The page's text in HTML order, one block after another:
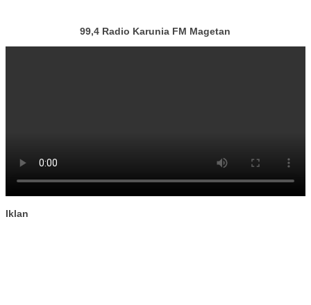
99,4 Radio Karunia FM Magetan
Iklan